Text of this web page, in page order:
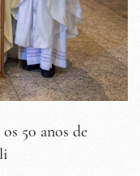
50 anos de